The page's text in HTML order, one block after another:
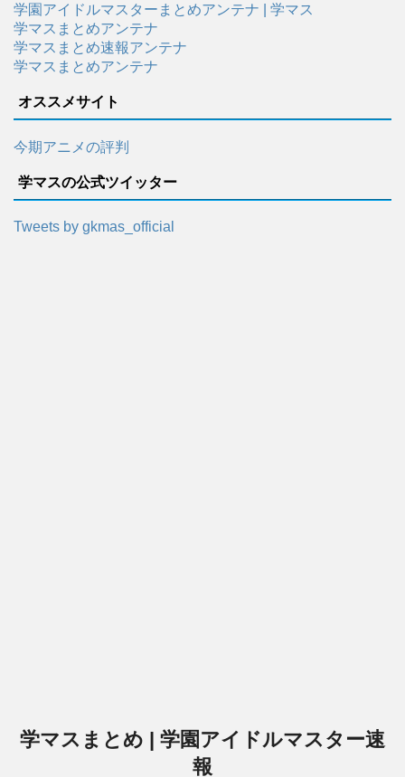
学園アイドルマスターまとめアンテナ | 学マス
学マスまとめアンテナ
学マスまとめ速報アンテナ
学マスまとめアンテナ
オススメサイト
今期アニメの評判
学マスの公式ツイッター
Tweets by gkmas_official
学マスまとめ | 学園アイドルマスター速
報